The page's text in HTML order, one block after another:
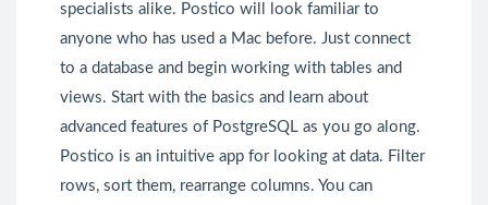
specialists alike. Postico will look familiar to
anyone who has used a Mac before. Just connect
to a database and begin working with tables and
views. Start with the basics and learn about
advanced features of PostgreSQL as you go along.
Postico is an intuitive app for looking at data. Filter
rows, sort them, rearrange columns. You can